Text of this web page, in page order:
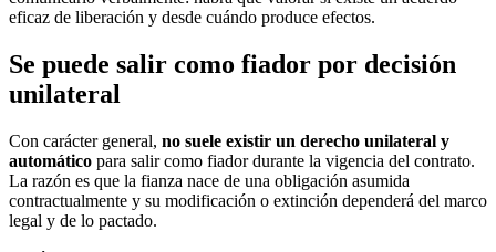
eficaz de liberación y desde cuándo produce efectos.
Se puede salir como fiador por decisión
unilateral
Con carácter general, no suele existir un derecho unilateral y
automático para salir como fiador durante la vigencia del contrato.
La razón es que la fianza nace de una obligación asumida
contractualmente y su modificación o extinción dependerá del marco
legal y de lo pactado.